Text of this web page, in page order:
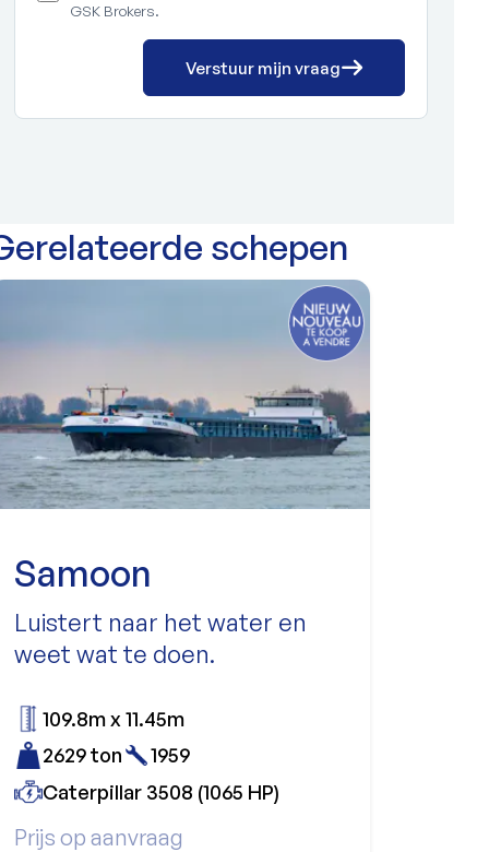
GSK Brokers.
Verstuur mijn vraag
schepen
Samoon
Luistert naar het water en
weet wat te doen.
Prijs op aanvraag
109.8m x 11.45m
2629 ton
1959
Caterpillar 3508 (1065 HP)